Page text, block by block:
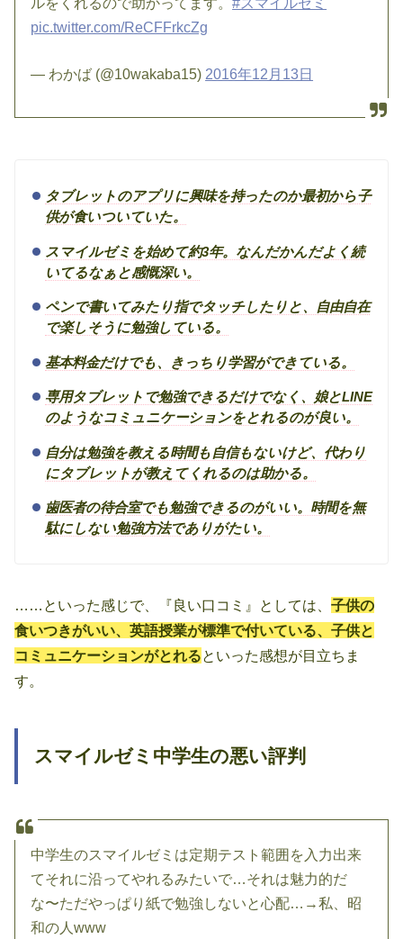
ルをくれるので助かってます。#スマイルゼミ
pic.twitter.com/ReCFFrkcZg
— わかば (@10wakaba15) 2016年12月13日
タブレットのアプリに興味を持ったのか最初から子
供が食いついていた。
スマイルゼミを始めて約3年。なんだかんだよく続
いてるなぁと感慨深い。
ペンで書いてみたり指でタッチしたりと、自由自在
で楽しそうに勉強している。
基本料金だけでも、きっちり学習ができている。
専用タブレットで勉強できるだけでなく、娘とLINE
のようなコミュニケーションをとれるのが良い。
自分は勉強を教える時間も自信もないけど、代わり
にタブレットが教えてくれるのは助かる。
歯医者の待合室でも勉強できるのがいい。時間を無
駄にしない勉強方法でありがたい。
……といった感じで、『良い口コミ』としては、子供の
食いつきがいい、英語授業が標準で付いている、子供と
コミュニケーションがとれるといった感想が目立ちま
す。
スマイルゼミ中学生の悪い評判
中学生のスマイルゼミは定期テスト範囲を入力出来
てそれに沿ってやれるみたいで…それは魅力的だ
な〜ただやっぱり紙で勉強しないと心配…→私、昭
和の人www